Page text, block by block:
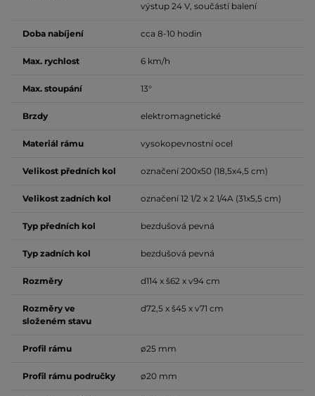
výstup 24 V, součástí balení
Doba nabíjení cca 8-10 hodin
Max. rychlost 6 km/h
Max. stoupání 13°
Brzdy elektromagnetické
Materiál rámu vysokopevnostní ocel
Velikost předních kol označení 200x50 (18,5x4,5 cm)
Velikost zadních kol označení 12 1/2 x 2 1/4A (31x5,5 cm)
Typ předních kol bezdušová pevná
Typ zadních kol bezdušová pevná
Rozměry d114 x š62 x v94 cm
Rozměry ve
složeném stavu
d72,5 x š45 x v71 cm
Profil rámu ø25 mm
Profil rámu područky ø20 mm